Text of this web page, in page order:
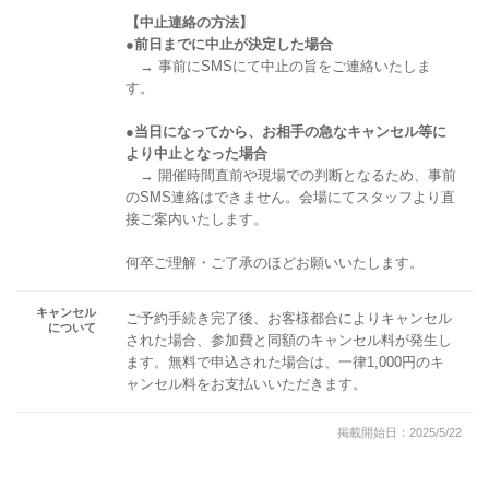
【中止連絡の方法】
●前日までに中止が決定した場合
→ 事前にSMSにて中止の旨をご連絡いたしま
す。
●当日になってから、お相手の急なキャンセル等に
より中止となった場合
→ 開催時間直前や現場での判断となるため、事前
のSMS連絡はできません。会場にてスタッフより直
接ご案内いたします。
何卒ご理解・ご了承のほどお願いいたします。
キャンセル
について
ご予約手続き完了後、お客様都合によりキャンセル
された場合、参加費と同額のキャンセル料が発生し
ます。無料で申込された場合は、一律1,000円のキ
ャンセル料をお支払いいただきます。
掲載開始日：2025/5/22